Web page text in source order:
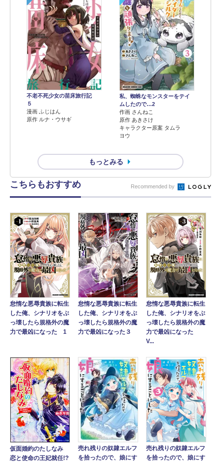
不老不死少女の苗床旅行記
５
漫画 ふじはん
原作 ルナ・ウサギ
私、蜘蛛なモンスターをテイ
ムしたので…2
作画 さんねこ
原作 あきさけ
キャラクター原案 タムラ
ヨウ
もっとみる
こちらもおすすめ Recommended by
怠惰な悪辱貴族に転生
した俺、シナリオをぶ
っ壊したら規格外の魔
力で最凶になった 1
怠惰な悪辱貴族に転生
した俺、シナリオをぶ
っ壊したら規格外の魔
力で最凶になった３
怠惰な悪辱貴族に転生
した俺、シナリオをぶ
っ壊したら規格外の魔
力で最凶になった
V...
仮面婚約のたしなみ
恋と使命の王妃就任!?
売れ残りの奴隷エルフ
を拾ったので、娘にす
売れ残りの奴隷エルフ
を拾ったので、娘にす